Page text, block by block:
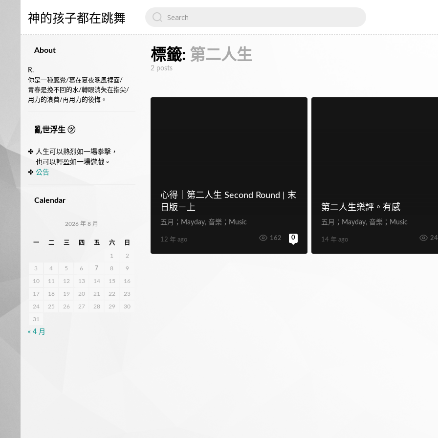
神的孩子都在跳舞
for:
標籤: 第二人生
2 posts
心得｜第二人生 Second Round | 末
日版－上
五月；Mayday, 音樂；Music
12 年 ago 162 0
第二人生樂評。有感
五月；Mayday, 音樂；Music
14 年 ago
About
R.
你是一種感覺/寫在夏夜晚風裡面/
青春是挽不回的水/轉眼消失在指尖/
用力的浪費/再用力的後悔。
亂世浮生 ㋡
✤ 人生可以熱烈如一場拳擊，
也可以輕盈如一場遊戲。
✤ 公告
Calendar
2026 年 8 月
一 二 三 四 五 六 日
1 2
3 4 5 6 7 8 9
10 11 12 13 14 15 16
17 18 19 20 21 22 23
24 25 26 27 28 29 30
31
« 4 月